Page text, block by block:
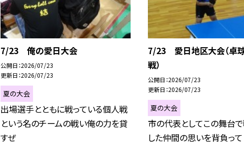
7/23 俺の愛日大会
公開日 2026/07/23
更新日 2026/07/23
夏の大会
出場選手とともに戦っている個人戦
という名のチームの戦い俺の力を貸
すぜ
7/23 愛日地区大会（卓球
戦）
公開日 2026/07/23
更新日 2026/07/23
夏の大会
市の代表としてこの舞台
した仲間の思いを背負って